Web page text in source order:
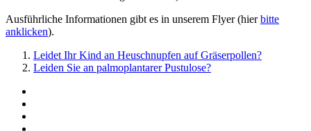
Ausführliche Informationen gibt es in unserem Flyer (hierbitte
anklicken).
Leidet Ihr Kind an Heuschnupfen auf Gräserpollen?
Leiden Sie an palmoplantarer Pustulose?